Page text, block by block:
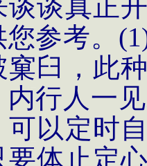
谈谈真正
参考。
窠臼，此
行人一
可以定时
要体止定